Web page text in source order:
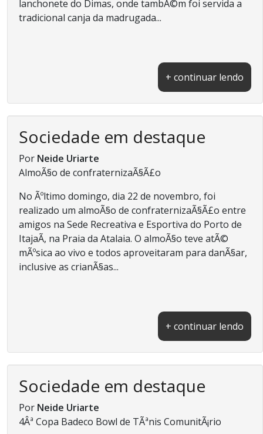
lanchonete do Dimas, onde tambÃ©m foi servida a
tradicional canja da madrugada...
+ continuar lendo
Sociedade em destaque
Por Neide Uriarte
AlmoÃ§o de confraternizaÃ§Ã£o
No Ãºltimo domingo, dia 22 de novembro, foi
realizado um almoÃ§o de confraternizaÃ§Ã£o entre
amigos na Sede Recreativa e Esportiva do Porto de
ItajaÃ­, na Praia da Atalaia. O almoÃ§o teve atÃ©
mÃºsica ao vivo e todos aproveitaram para danÃ§ar,
inclusive as crianÃ§as...
+ continuar lendo
Sociedade em destaque
Por Neide Uriarte
4Âª Copa Badeco Bowl de TÃªnis ComunitÃ¡rio